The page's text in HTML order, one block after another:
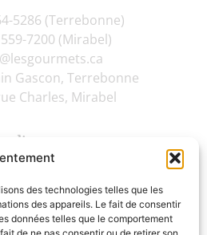
des technologies telles que les
des appareils. Le fait de consentir
données telles que le comportement
5286 (Terrebonne)
7200 (Mirabel)
Gascon, Terrebonne
Charles, Mirabel
d'ouverture
: Fermé
: 10h - 18h